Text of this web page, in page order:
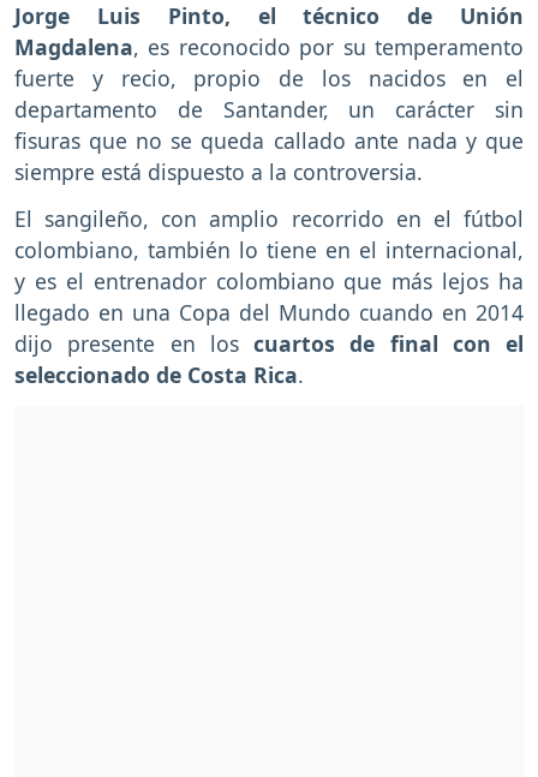
Jorge Luis Pinto, el técnico de Unión
Magdalena, es reconocido por su temperamento
fuerte y recio, propio de los nacidos en el
departamento de Santander, un carácter sin
fisuras que no se queda callado ante nada y que
siempre está dispuesto a la controversia.
El sangileño, con amplio recorrido en el fútbol
colombiano, también lo tiene en el internacional,
y es el entrenador colombiano que más lejos ha
llegado en una Copa del Mundo cuando en 2014
dijo presente en los cuartos de final con el
seleccionado de Costa Rica.